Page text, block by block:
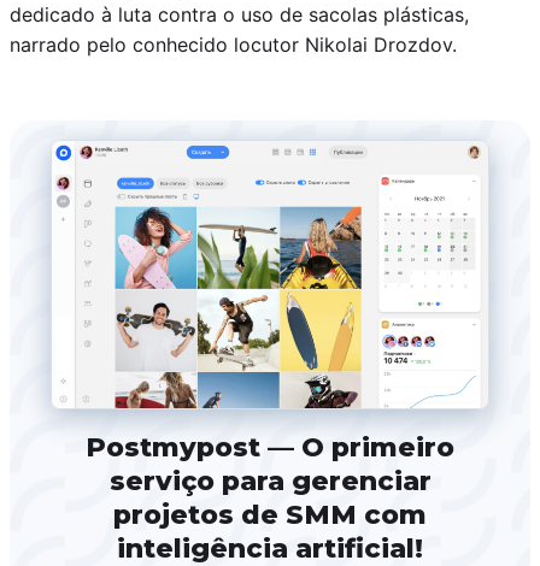
dedicado à luta contra o uso de sacolas plásticas,
narrado pelo conhecido locutor Nikolai Drozdov.
Postmypost — O primeiro
serviço para gerenciar
projetos de SMM com
inteligência artificial!